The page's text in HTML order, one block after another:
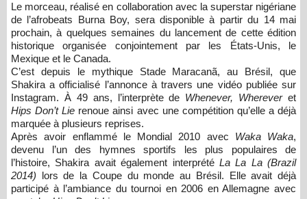
Le morceau, réalisé en collaboration avec la superstar nigériane
de l’afrobeats
Burna Boy, sera disponible à partir du 14 mai
prochain, à quelques semaines du lancement de cette édition
historique organisée conjointement par les
États-Unis, le
Mexique et le Canada.
C’est depuis le mythique Stade Maracanã, au Brésil, que
Shakira a officialisé l’annonce à travers une vidéo publiée sur
Instagram. À 49 ans, l’interprète de Whenever, Whereveret
Hips Don’t Lie renoue ainsi avec une compétition qu’elle a déjà
marquée à plusieurs reprises.
Après avoir enflammé le Mondial 2010 avec Waka Waka,
devenu l’un des hymnes sportifs les plus populaires de
l’histoire, Shakira avait également interprété La La La (Brazil
2014) lors de la Coupe du monde au Brésil. Elle avait déjà
participé à l’ambiance du tournoi en 2006 en Allemagne avec